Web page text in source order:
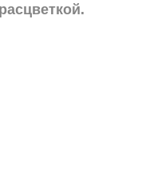
расцветкой.